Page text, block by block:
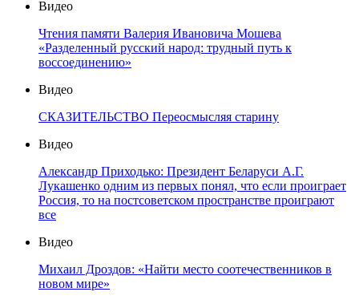
Видео
Чтения памяти Валерия Ивановича Мошева
«Разделенный русский народ: трудный путь к
воссоединению»
Видео
СКАЗИТЕЛЬСТВО Переосмысляя старину
Видео
Александр Приходько: Президент Беларуси А.Г.
Лукашенко одним из первых понял, что если проиграет
Россия, то на постсоветском пространстве проиграют
все
Видео
Михаил Дроздов: «Найти место соотечественников в
новом мире»